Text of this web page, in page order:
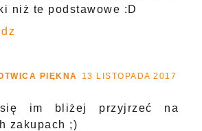
niż te podstawowe :D
PIĘKNA
13 LISTOPADA 2017
się im bliżej przyjrzeć na
zakupach ;)